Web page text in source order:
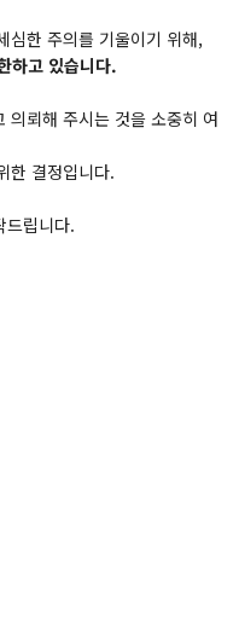
심한 주의를 기울이기 위해,
하고 있습니다.
의뢰해 주시는 것을 소중히 여
한 결정입니다.
드립니다.